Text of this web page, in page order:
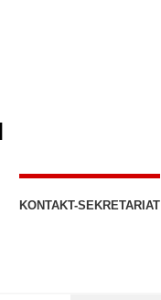
KONTAKT-SEKRETARIAT